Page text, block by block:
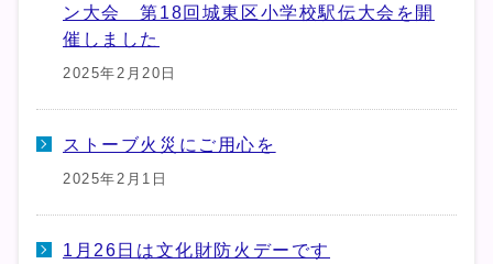
ン大会 第18回城東区小学校駅伝大会を開
催しました
2025年2月20日
ストーブ火災にご用心を
2025年2月1日
1月26日は文化財防火デーです